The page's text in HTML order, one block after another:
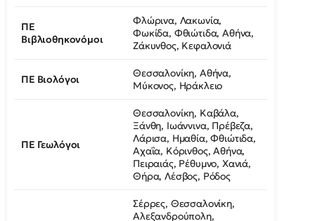
ΠΕ
Βιβλιοθηκονόμοι
Φλώρινα, Λακωνία,
Φωκίδα, Φθιώτιδα, Αθήνα,
Ζάκυνθος, Κεφαλονιά
ΠΕ Βιολόγοι
Θεσσαλονίκη, Αθήνα,
Μύκονος, Ηράκλειο
ΠΕ Γεωλόγοι
Θεσσαλονίκη, Καβάλα,
Ξάνθη, Ιωάννινα, Πρέβεζα,
Λάρισα, Ημαθία, Φθιώτιδα,
Αχαΐα, Κόρινθος, Αθήνα,
Πειραιάς, Ρέθυμνο, Χανιά,
Θήρα, Λέσβος, Ρόδος
Σέρρες, Θεσσαλονίκη,
Αλεξανδρούπολη,